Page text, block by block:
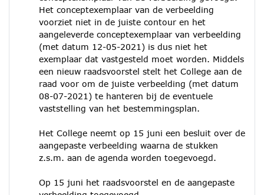
Het conceptexemplaar van de verbeelding
voorziet niet in de juiste contour en het
aangeleverde conceptexemplaar van verbeelding
(met datum 12-05-2021) is dus niet het
exemplaar dat vastgesteld moet worden. Middels
een nieuw raadsvoorstel stelt het College aan de
raad voor om de juiste verbeelding (met datum
08-07-2021) te hanteren bij de eventuele
vaststelling van het bestemmingsplan.
Het College neemt op 15 juni een besluit over de
aangepaste verbeelding waarna de stukken
z.s.m. aan de agenda worden toegevoegd.
Op 15 juni het raadsvoorstel en de aangepaste